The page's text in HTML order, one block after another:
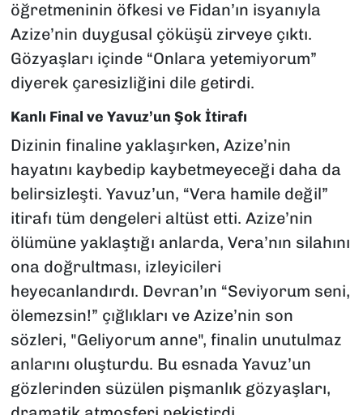
öğretmeninin öfkesi ve Fidan’ın isyanıyla
Azize’nin duygusal çöküşü zirveye çıktı.
Gözyaşları içinde “Onlara yetemiyorum”
diyerek çaresizliğini dile getirdi.
Kanlı Final ve Yavuz’un Şok İtirafı
Dizinin finaline yaklaşırken, Azize’nin
hayatını kaybedip kaybetmeyeceği daha da
belirsizleşti. Yavuz’un, “Vera hamile değil”
itirafı tüm dengeleri altüst etti. Azize’nin
ölümüne yaklaştığı anlarda, Vera’nın silahını
ona doğrultması, izleyicileri
heyecanlandırdı. Devran’ın “Seviyorum seni,
ölemezsin!” çığlıkları ve Azize’nin son
sözleri, "Geliyorum anne", finalin unutulmaz
anlarını oluşturdu. Bu esnada Yavuz’un
gözlerinden süzülen pişmanlık gözyaşları,